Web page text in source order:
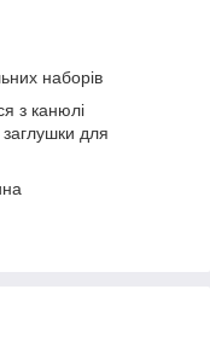
наборів
з канюлі
для